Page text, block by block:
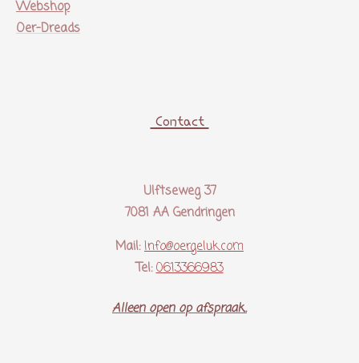
Webshop
Oer-Dreads
Contact
Ulftseweg 37
7081 AA Gendringen
Mail: Info@oergeluk.com
Tel: 0613366983
Alleen open op afspraak..